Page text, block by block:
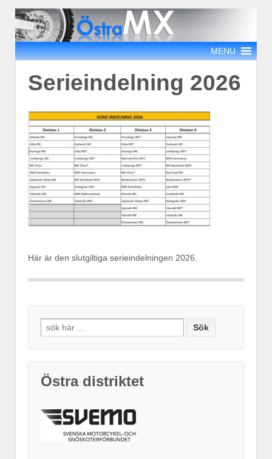
MENU
Serieindelning 2026
Här är den slutgiltiga serieindelningen 2026.
Search
for:
Östra distriktet